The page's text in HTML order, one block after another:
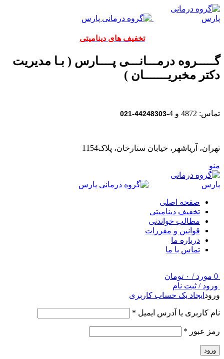
تخفیف های دینامیتی
گـــــروه درمـــانـــی پــــارس ( بـا مدیریت
دکتر مخبریـــــــان )
تماس: 4872 و 4- 44248303-021
تهران، آریاشهر، خیابان ستارخان، پلاک1154
منو
صفحه اصلی
تخفیف دینامیتی
مطالب خواندنی
قوانین و مقررات
درباره ما
تماس با ما
0 مورد / ۰ تومان
ورود / ثبت نام
ورود ایجاد یک حساب کاربری
نام کاربری یا آدرس ایمیل *
رمز عبور *
ورود